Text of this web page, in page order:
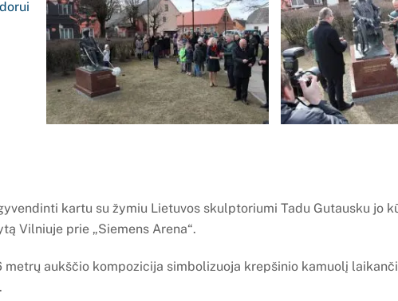
kartu su žymiu Lietuvos skulptoriumi Tadu Gutausku jo
Vilniuje prie „Siemens Arena“.
metrų aukščio kompozicija simbolizuoja krepšinio kamuolį